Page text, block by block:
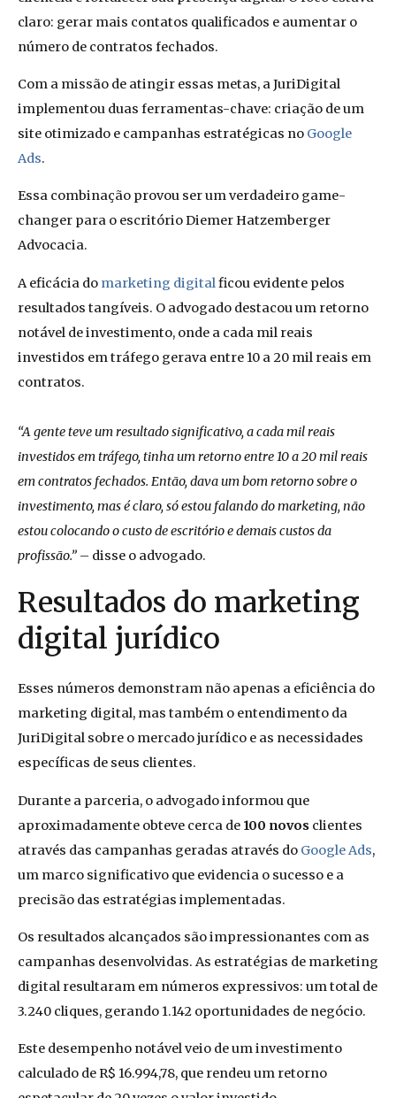
claro: gerar mais contatos qualificados e aumentar o
número de contratos fechados.
Com a missão de atingir essas metas, a JuriDigital
implementou duas ferramentas-chave: criação de um
site otimizado e campanhas estratégicas no Google
Ads.
Essa combinação provou ser um verdadeiro game-
changer para o escritório Diemer Hatzemberger
Advocacia.
A eficácia do marketing digitalficou evidente pelos
resultados tangíveis. O advogado destacou um retorno
notável de investimento, onde a cada mil reais
investidos em tráfego gerava entre 10 a 20 mil reais em
contratos.
“A gente teve um resultado significativo, a cada mil reais
investidos em tráfego, tinha um retorno entre 10 a 20 mil reais
em contratos fechados. Então, dava um bom retorno sobre o
investimento, mas é claro, só estou falando do marketing, não
estou colocando o custo de escritório e demais custos da
profissão.” – disse o advogado.
Resultados do marketing
digital jurídico
Esses números demonstram não apenas a eficiência do
marketing digital, mas também o entendimento da
JuriDigital sobre o mercado jurídico e as necessidades
específicas de seus clientes.
Durante a parceria, o advogado informou que
aproximadamente obteve cerca de 100 novos clientes
através das campanhas geradas através do Google Ads,
um marco significativo que evidencia o sucesso e a
precisão das estratégias implementadas.
Os resultados alcançados são impressionantes com as
campanhas desenvolvidas. As estratégias de marketing
digital resultaram em números expressivos: um total de
3.240 cliques, gerando 1.142 oportunidades de negócio.
Este desempenho notável veio de um investimento
calculado de R$ 16.994,78, que rendeu um retorno